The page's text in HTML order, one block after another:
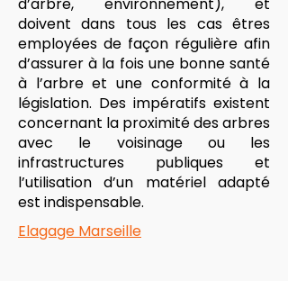
doivent dans tous les cas êtres
employées de façon régulière afin
d’assurer à la fois une bonne santé
à l’arbre et une conformité à la
législation. Des impératifs existent
concernant la proximité des arbres
avec le voisinage ou les
infrastructures publiques et
l’utilisation d’un matériel adapté
est indispensable.
Elagage Marseille